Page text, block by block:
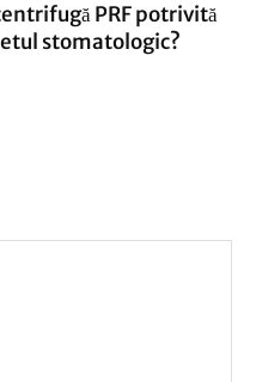
PRF potrivită
stomatologic?